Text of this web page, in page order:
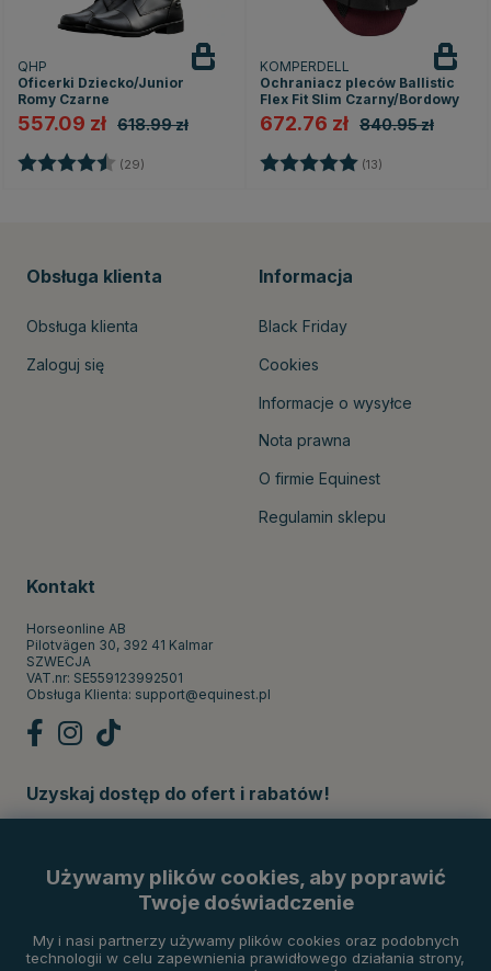
QHP
Oficerki Dziecko/Junior
Romy Czarne
557.09 zł 618.99 zł
Ocena: (29) 4.5 na 5 gwiazdek
KOMPERDELL
Ochraniacz pleców Ballistic
Flex Fit Slim Czarny/Bordowy
672.76 zł 840.95 zł
Ocena: (13)
Obsługa klienta
Obsługa klienta
Zaloguj się
Informacja
Black Friday
Cookies
Informacje o wysyłce
Nota prawna
O firmie Equinest
Regulamin sklepu
Kontakt
Horseonline AB
Pilotvägen 30, 392 41 Kalmar
SZWECJA
VAT.nr: SE559123992501
Obsługa Klienta: support@equinest.pl
Uzyskaj dostęp do ofert i rabatów!
Używamy plików cookies, aby poprawić
Twoje doświadczenie
My i nasi partnerzy używamy plików cookies oraz podobnych
technologii w celu zapewnienia prawidłowego działania strony,